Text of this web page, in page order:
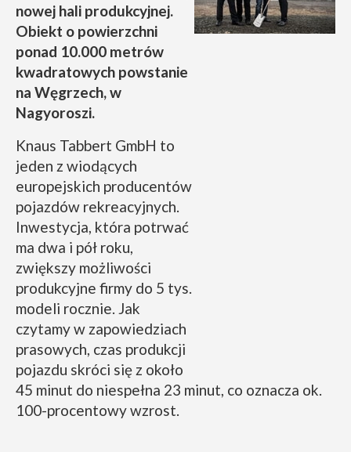
nowej hali produkcyjnej.
Obiekt o powierzchni
ponad 10.000 metrów
kwadratowych powstanie
na Węgrzech, w
Nagyoroszi.
Knaus Tabbert GmbH to
jeden z wiodących
europejskich producentów
pojazdów rekreacyjnych.
Inwestycja, która potrwać
ma dwa i pół roku,
zwiększy możliwości
produkcyjne firmy do 5 tys.
modeli rocznie. Jak
czytamy w zapowiedziach
prasowych, czas produkcji
pojazdu skróci się z około
45 minut do niespełna 23 minut, co oznacza ok.
100-procentowy wzrost.